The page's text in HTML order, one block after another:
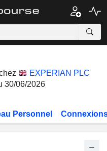
EXPERIAN PLC
30/06/2026
Personnel